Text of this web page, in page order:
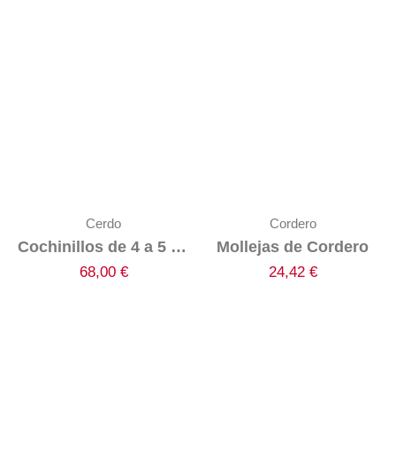
Cerdo
Cochinillos de 4 a 5 Kg Congelados
68,00 €
Cordero
Mollejas de Cordero
24,42 €